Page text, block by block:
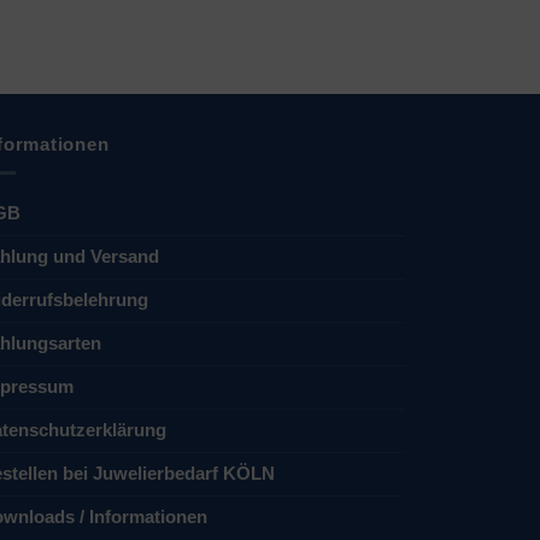
und Versand
bei Juwelierbedarf KÖLN
/ Informationen